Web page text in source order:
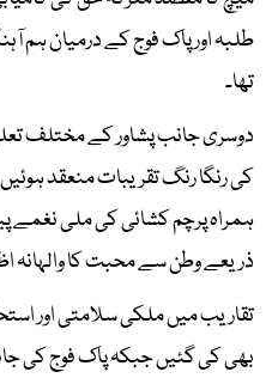
طلبہ اور پاک فوج کے درمیان ہم
تھا۔
دوسری جانب پشاور کے مختلف
کی رنگا رنگ تقریبات منعقد
ہمراہ پرچم کشائی کی ملی نغمے
ذریعے وطن سے محبت کا والہانہ
تقاریب میں ملکی سلامتی اور
بھی کی گئیں جبکہ پاک فوج کی